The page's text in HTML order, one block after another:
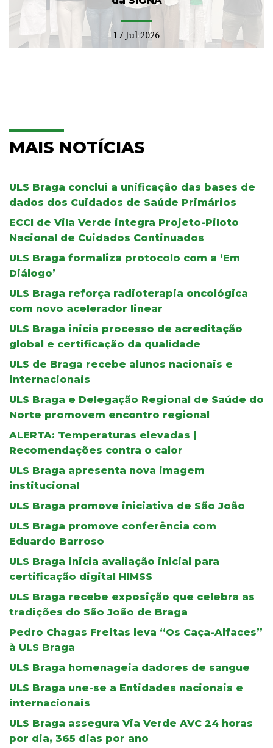
17 Jul 2026
MAIS NOTÍCIAS
ULS Braga conclui a unificação das bases de
dados dos Cuidados de Saúde Primários
ECCI de Vila Verde integra Projeto-Piloto
Nacional de Cuidados Continuados
ULS Braga formaliza protocolo com a ‘Em
Diálogo’
ULS Braga reforça radioterapia oncológica
com novo acelerador linear
ULS Braga inicia processo de acreditação
global e certificação da qualidade
ULS de Braga recebe alunos nacionais e
internacionais
ULS Braga e Delegação Regional de Saúde do
Norte promovem encontro regional
ALERTA: Temperaturas elevadas |
Recomendações contra o calor
ULS Braga apresenta nova imagem
institucional
ULS Braga promove iniciativa de São João
ULS Braga promove conferência com
Eduardo Barroso
ULS Braga inicia avaliação inicial para
certificação digital HIMSS
ULS Braga recebe exposição que celebra as
tradições do São João de Braga
Pedro Chagas Freitas leva “Os Caça-Alfaces”
à ULS Braga
ULS Braga homenageia dadores de sangue
ULS Braga une-se a Entidades nacionais e
internacionais
ULS Braga assegura Via Verde AVC 24 horas
por dia, 365 dias por ano